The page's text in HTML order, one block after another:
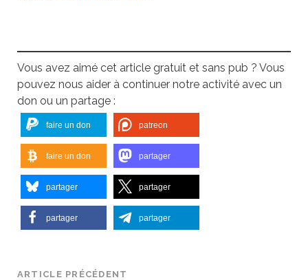
Vous avez aimé cet article gratuit et sans pub ? Vous
pouvez nous aider à continuer notre activité avec un
don ou un partage :
faire un don patreon
faire un don partager
partager partager
partager partager
ARTICLE PRÉCÉDENT